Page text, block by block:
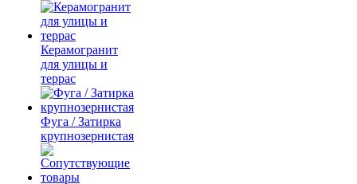
Керамогранит
для улицы и
террас
Фуга / Затирка
крупнозернистая